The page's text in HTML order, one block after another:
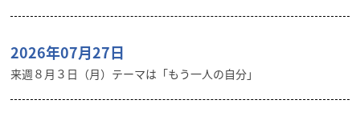
2026年07月27日
来週８月３日（月）テーマは「もう一人の自分」